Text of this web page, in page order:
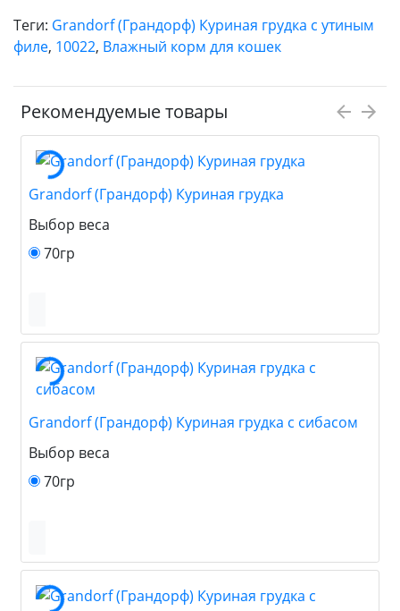
Теги: Grandorf (Грандорф) Куриная грудка с утиным
филе, 10022, Влажный корм для кошек
Рекомендуемые товары
Grandorf (Грандорф) Куриная грудка
Выбор веса
70гр
Grandorf (Грандорф) Куриная грудка с сибасом
Выбор веса
70гр